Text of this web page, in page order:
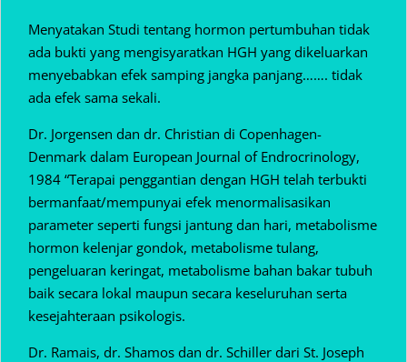
Menyatakan Studi tentang hormon pertumbuhan tidak
ada bukti yang mengisyaratkan HGH yang dikeluarkan
menyebabkan efek samping jangka panjang……. tidak
ada efek sama sekali.
Dr. Jorgensen dan dr. Christian di Copenhagen-
Denmark dalam European Journal of Endrocrinology,
1984 “Terapai penggantian dengan HGH telah terbukti
bermanfaat/mempunyai efek menormalisasikan
parameter seperti fungsi jantung dan hari, metabolisme
hormon kelenjar gondok, metabolisme tulang,
pengeluaran keringat, metabolisme bahan bakar tubuh
baik secara lokal maupun secara keseluruhan serta
kesejahteraan psikologis.
Dr. Ramais, dr. Shamos dan dr. Schiller dari St. Joseph